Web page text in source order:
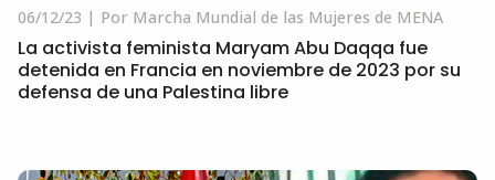
06/12/23 Por Marcha Mundial de las Mujeres de MENA
La activista feminista Maryam Abu Daqqa fue
detenida en Francia en noviembre de 2023 por su
defensa de una Palestina libre